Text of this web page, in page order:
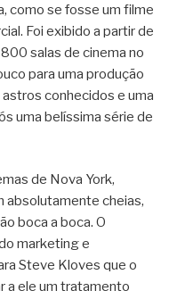
como se fosse um filme
Foi exibido a partir de
salas de cinema no
para uma produção
conhecidos e uma
uma belíssima série de
de Nova York,
absolutamente cheias,
boca a boca. O
marketing e
Steve Kloves que o
a ele um tratamento